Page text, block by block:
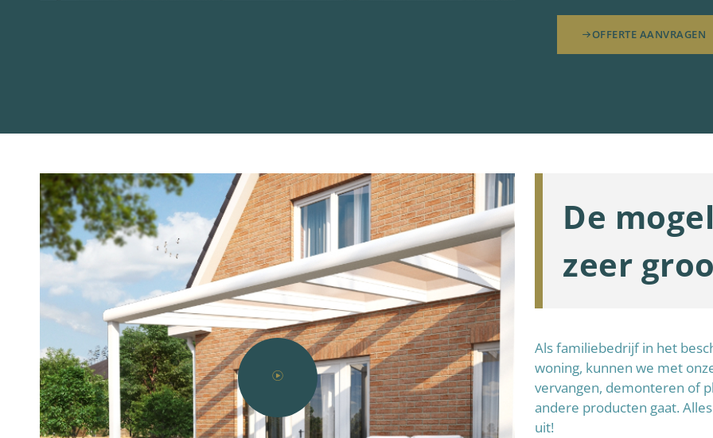
OFFERTE AANVRAGEN
De
zeer
Als familiebedrijf in het
woning, kunnen we met
vervangen, demonteren of
andere producten gaat.
uit!